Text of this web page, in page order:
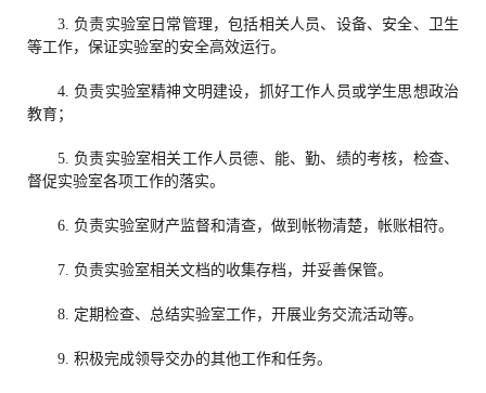
3. 负责实验室日常管理，包括相关人员、设备、安全、卫生
等工作，保证实验室的安全高效运行。
4. 负责实验室精神文明建设，抓好工作人员或学生思想政治
教育；
5. 负责实验室相关工作人员德、能、勤、绩的考核，检查、
督促实验室各项工作的落实。
6. 负责实验室财产监督和清查，做到帐物清楚，帐账相符。
7. 负责实验室相关文档的收集存档，并妥善保管。
8. 定期检查、总结实验室工作，开展业务交流活动等。
9. 积极完成领导交办的其他工作和任务。